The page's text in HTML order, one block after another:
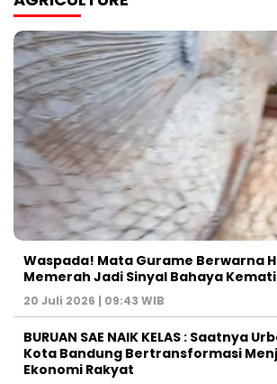
Waspada! Mata Gurame Berwarna
Memerah Jadi Sinyal Bahaya
20 Juli 2026 | 09:43 WIB
BURUAN SAE NAIK KELAS : Saatnya
Kota Bandung Bertransformasi
Ekonomi Rakyat